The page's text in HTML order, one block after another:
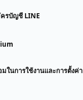
รบัญชี LINE
ในการใช้งานและการตั้งค่า